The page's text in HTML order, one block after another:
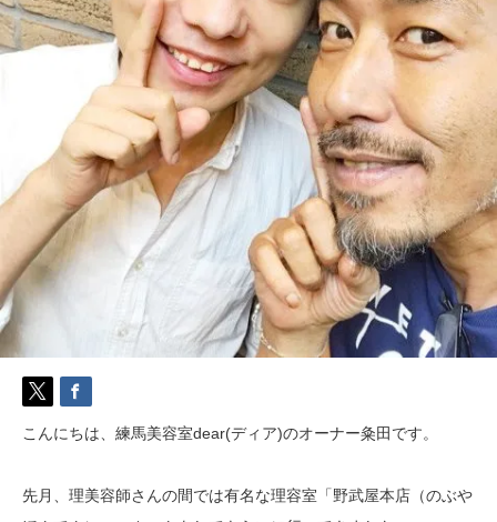
こんにちは、練馬美容室dear(ディア)のオーナー粂田です。
先月、理美容師さんの間では有名な理容室「野武屋本店（のぶや